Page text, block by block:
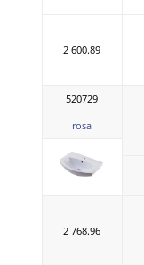
2 600.89
520729
rosa
2 768.96